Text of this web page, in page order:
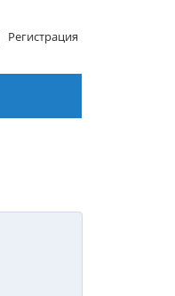
Регистрация